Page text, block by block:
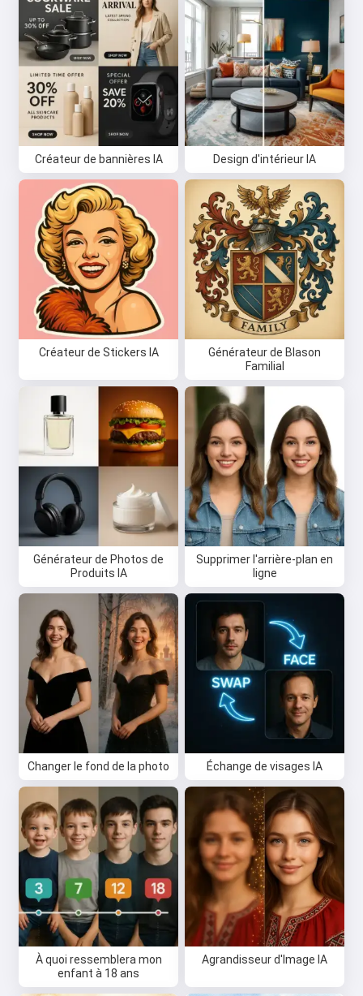
Créateur de bannières IA Design d'intérieur IA
Créateur de Stickers IA
Générateur de Blason
Familial
Générateur de Photos de
Produits IA
Supprimer l'arrière-plan en
ligne
Changer le fond de la photo Échange de visages IA
À quoi ressemblera mon
enfant à 18 ans
Agrandisseur d'Image IA
Salut 👋
Je peux créer des chansons, écrire
des poèmes et faire des
félicitations 🥰
Essayez gratuitement
J'accepte : Conditions d’utilisation
Politique de confidentialité,
Politique de remboursement